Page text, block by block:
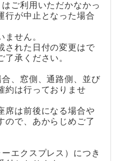
ご利用いただかなかっ
行が中止となった場合
せん。
れた日付の変更はで
了承ください。
、窓側、通路側、並び
約は行っておりませ
は前後になる場合や
ので、あからじめご了
エクスプレス）につき